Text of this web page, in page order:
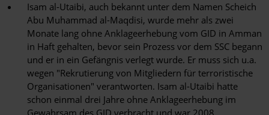
Isam al-Utaibi, auch bekannt unter dem Namen Scheich
Abu Muhammad al-Maqdisi, wurde mehr als zwei
Monate lang ohne Anklageerhebung vom GID in Amman
in Haft gehalten, bevor sein Prozess vor dem SSC begann
und er in ein Gefängnis verlegt wurde. Er muss sich u.a.
wegen "Rekrutierung von Mitgliedern für terroristische
Organisationen" verantworten. Isam al-Utaibi hatte
schon einmal drei Jahre ohne Anklageerhebung im